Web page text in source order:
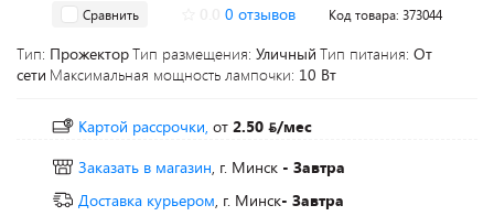
Сравнить 0 отзывов Код товара: 373044
Тип: ПрожекторТип размещения: Уличный Тип питания: От
сети Максимальная мощность лампочки: 10 Вт
Картой рассрочки, от 2.50
/мес
Заказать в магазин, г. Минск - Завтра
Доставка курьером, г. Минск- Завтра